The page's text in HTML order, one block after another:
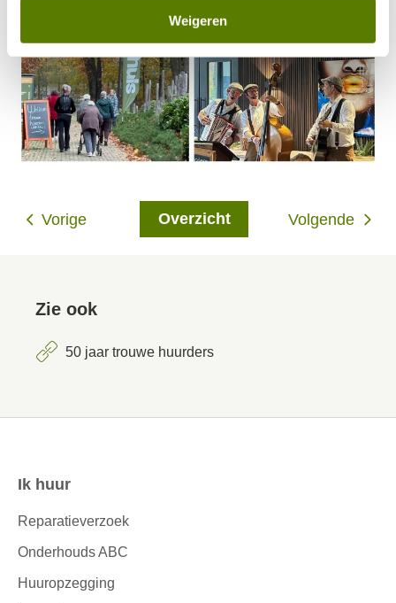
Weigeren
Volgende
Overzicht
Vorige
Zie ook
50 jaar trouwe huurders
Contactinformatie
Ik huur
Reparatieverzoek
Onderhouds ABC
Huuropzegging